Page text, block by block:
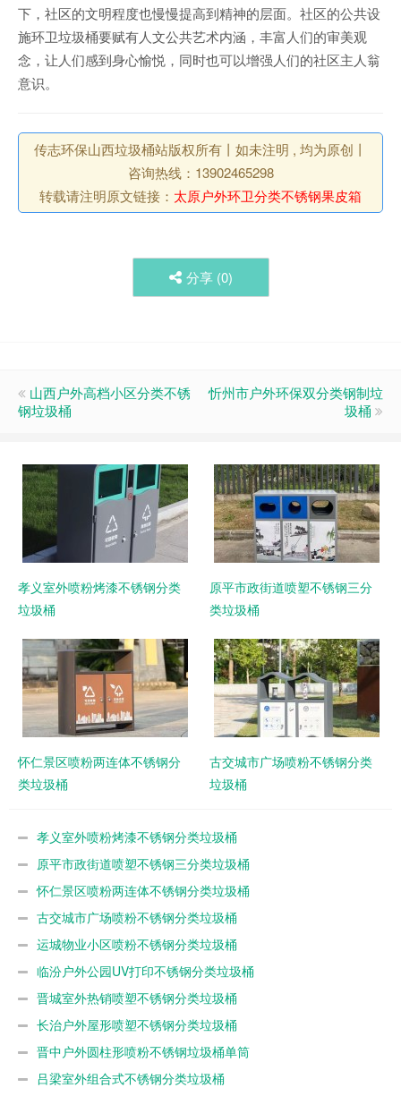
下，社区的文明程度也慢慢提高到精神的层面。社区的公共设
施环卫垃圾桶要赋有人文公共艺术内涵，丰富人们的审美观
念，让人们感到身心愉悦，同时也可以增强人们的社区主人翁
意识。
传志环保山西垃圾桶站版权所有丨如未注明 , 均为原创丨
咨询热线：13902465298
转载请注明原文链接： 太原户外环卫分类不锈钢果皮箱
分享 (0)
山西户外高档小区分类不锈
钢垃圾桶
忻州市户外环保双分类钢制垃
圾桶
孝义室外喷粉烤漆不锈钢分类
垃圾桶
原平市政街道喷塑不锈钢三分
类垃圾桶
怀仁景区喷粉两连体不锈钢分
类垃圾桶
古交城市广场喷粉不锈钢分类
垃圾桶
孝义室外喷粉烤漆不锈钢分类垃圾桶
原平市政街道喷塑不锈钢三分类垃圾桶
怀仁景区喷粉两连体不锈钢分类垃圾桶
古交城市广场喷粉不锈钢分类垃圾桶
运城物业小区喷粉不锈钢分类垃圾桶
临汾户外公园UV打印不锈钢分类垃圾桶
晋城室外热销喷塑不锈钢分类垃圾桶
长治户外屋形喷塑不锈钢分类垃圾桶
晋中户外圆柱形喷粉不锈钢垃圾桶单筒
吕梁室外组合式不锈钢分类垃圾桶